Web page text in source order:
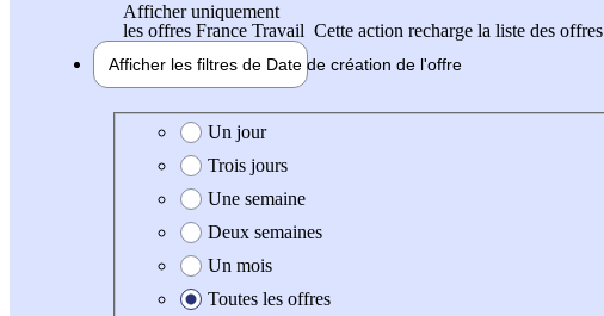
Afficher uniquement
les offres France Travail Cette action recharge la liste des offres
Afficher les filtres de Date de création de l'offre
Date de création de l'offre
Un jour
Trois jours
Une semaine
Deux semaines
Un mois
Toutes les offres